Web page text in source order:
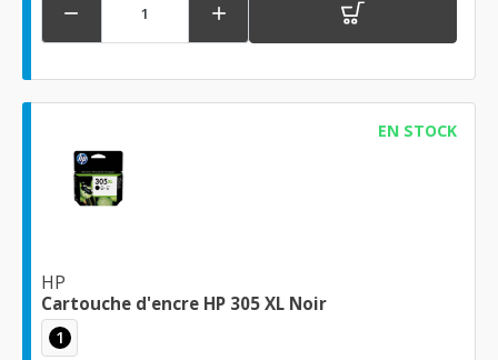
 
EN STOCK
HP
Cartouche d'encre HP 305 XL Noir
1